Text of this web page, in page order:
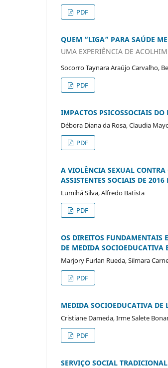
PDF
QUEM “LIGA” PARA SAÚDE
UMA EXPERIÊNCIA DE
Socorro Taynara Araújo Carvalho,
PDF
IMPACTOS PSICOSSOCIAIS
Débora Diana da Rosa, Claudia
PDF
A VIOLÊNCIA SEXUAL CONTRA
ASSISTENTES SOCIAIS DE 2016
Lumihá Silva, Alfredo Batista
PDF
OS DIREITOS FUNDAMENTAIS
DE MEDIDA SOCIOEDUCATIVA
Marjory Furlan Rueda, Silmara
PDF
MEDIDA SOCIOEDUCATIVA DE
Cristiane Dameda, Irme Salete
PDF
SERVIÇO SOCIAL